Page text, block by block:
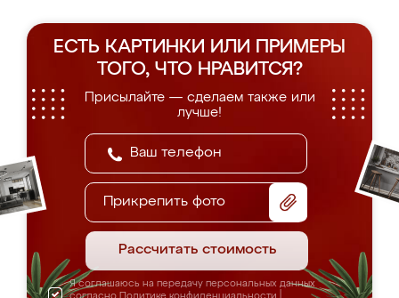
ЕСТЬ КАРТИНКИ ИЛИ ПРИМЕРЫ
ТОГО, ЧТО НРАВИТСЯ?
Присылайте — сделаем также или
лучше!
Прикрепить фото
Рассчитать стоимость
Я соглашаюсь на передачу персональных данных
согласно Политике конфиденциальности